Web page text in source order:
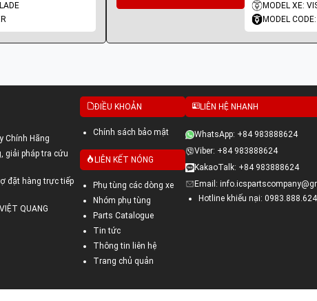
MODEL XE:
MODEL
Chính Hãng
giải pháp tra cứu
đặt hàng trực tiếp
QUANG
ĐIỀU KHOẢN
Chính sách bảo mật
LIÊN KẾT NÓNG
Phụ tùng các dòng xe
Nhóm phụ tùng
Parts Catalogue
Tin tức
Thông tin liên hệ
Trang chủ quản
LIÊN HỆ NHANH
WhatsApp: +84 983888624
Viber: +84 983888624
KakaoTalk: +84 983888624
Email:
Hotline khiếu nại: 0983.888.624